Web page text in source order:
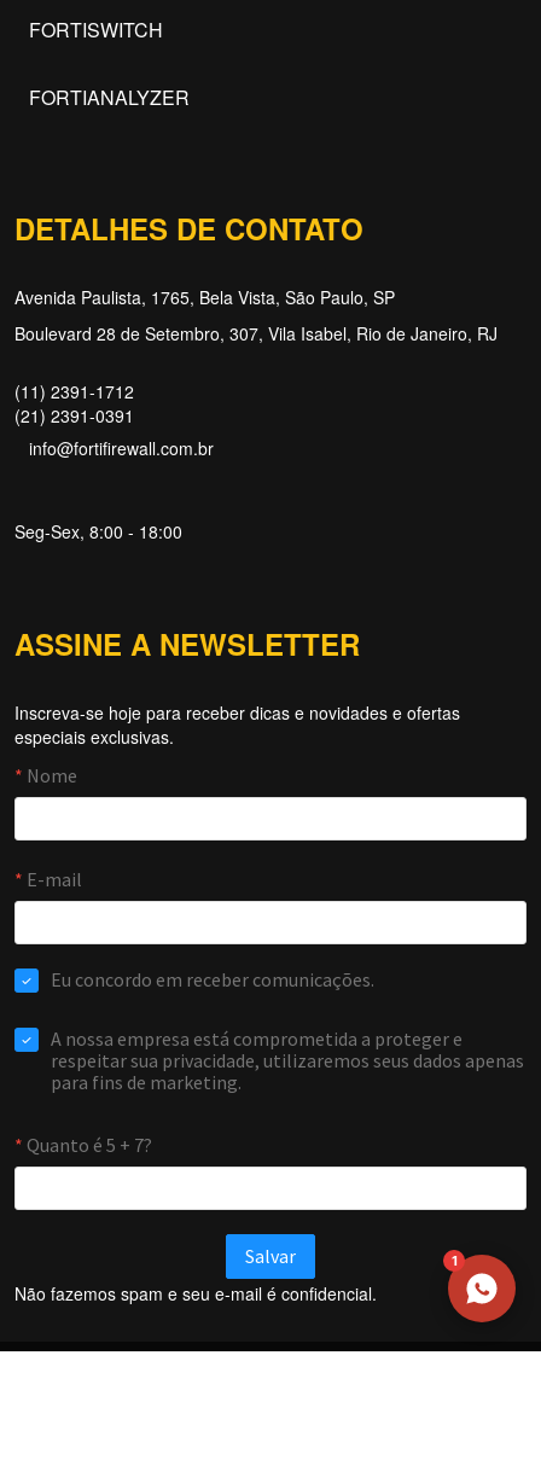
FORTISWITCH
FORTIANALYZER
DETALHES DE CONTATO
Avenida Paulista, 1765, Bela Vista, São Paulo, SP
Boulevard 28 de Setembro, 307, Vila Isabel, Rio de Janeiro, RJ
(11) 2391-1712
(21) 2391-0391
info@fortifirewall.com.br
Seg-Sex, 8:00 - 18:00
ASSINE A NEWSLETTER
Inscreva-se hoje para receber dicas e novidades e ofertas
especiais exclusivas.
Não fazemos spam e seu e-mail é confidencial.
Forti Firewall
EMAIL
WHATSAPP / TELEFONE
1